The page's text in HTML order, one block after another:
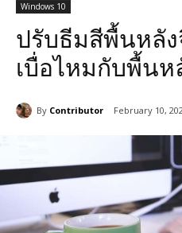
Windows 10
ปรับธีมสีพื้นหลัง
เบื่อไหมกับพื้นห
By Contributor February 10,